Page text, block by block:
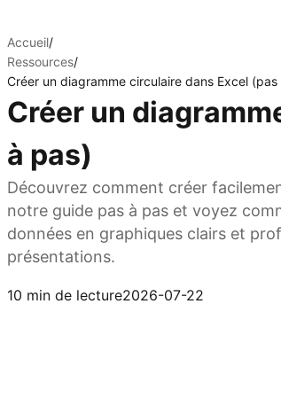
Accueil/
Ressources/
Créer un diagramme circulaire dans Excel (pas
Créer un
à pas)
Découvrez comment créer
notre guide pas à pas et voyez
données en graphiques clairs et
présentations.
10 min de lecture2026-07-22